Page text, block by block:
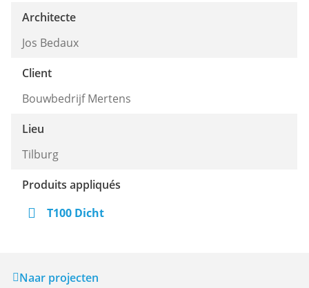
Architecte
Jos Bedaux
Client
Bouwbedrijf Mertens
Lieu
Tilburg
Produits appliqués
T100 Dicht
Naar projecten